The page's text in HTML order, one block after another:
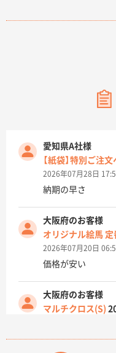
愛知県A社様
【紙袋】特別ご注
2026年07月28日
納期の早さ
大阪府のお客様
オリジナル絵馬 定
2026年07月20日
価格が安い
大阪府のお客様
マルチクロス(S)
原稿データ流用が